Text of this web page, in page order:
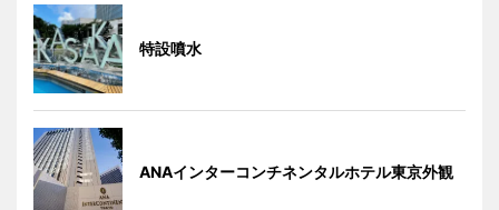
特設噴水
ANAインターコンチネンタルホテル東京外観